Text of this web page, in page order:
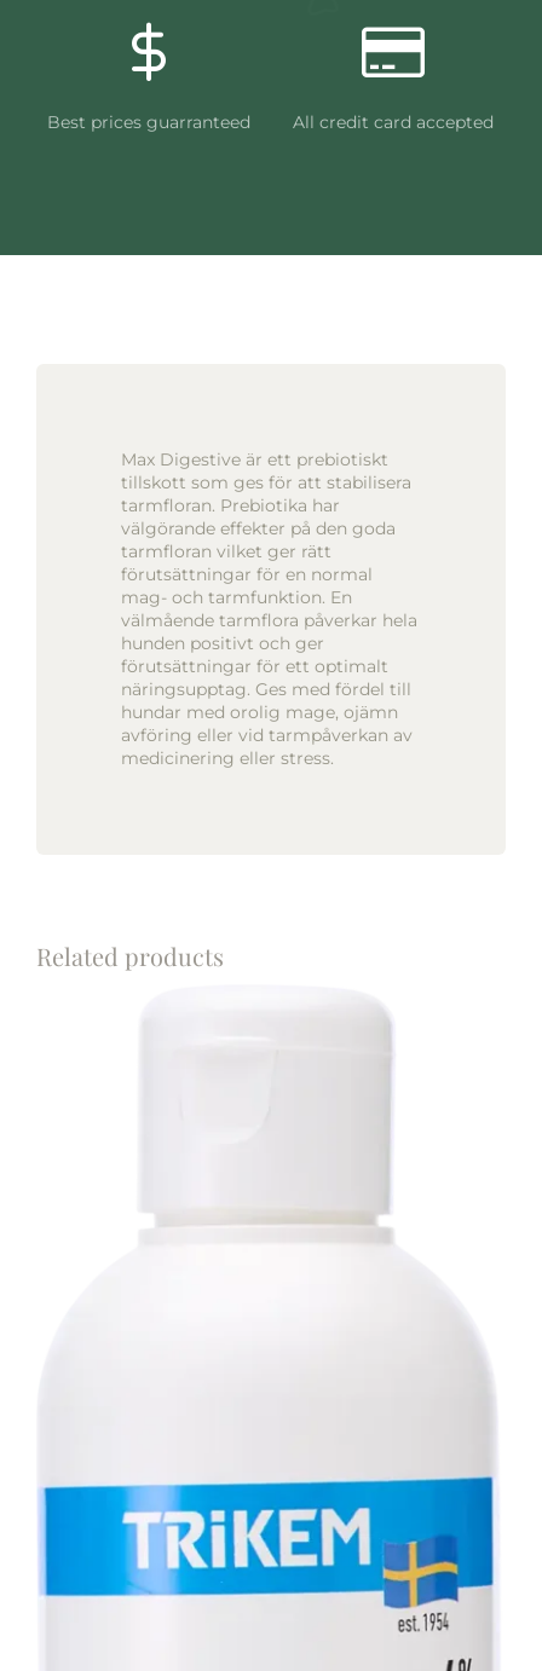
Best prices guarranteed All credit card accepted
Max Digestive är ett prebiotiskt
tillskott som ges för att stabilisera
tarmfloran. Prebiotika har
välgörande effekter på den goda
tarmfloran vilket ger rätt
förutsättningar för en normal
mag- och tarmfunktion. En
välmående tarmflora påverkar hela
hunden positivt och ger
förutsättningar för ett optimalt
näringsupptag. Ges med fördel till
hundar med orolig mage, ojämn
avföring eller vid tarmpåverkan av
medicinering eller stress.
Related products